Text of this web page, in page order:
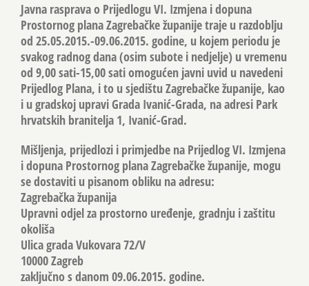
Javna rasprava o Prijedlogu VI. Izmjena i dopuna
Prostornog plana Zagrebačke županije traje u razdoblju
od 25.05.2015.-09.06.2015. godine, u kojem periodu je
svakog radnog dana (osim subote i nedjelje) u vremenu
od 9,00 sati-15,00 sati omogućen javni uvid u navedeni
Prijedlog Plana, i to u sjedištu Zagrebačke županije, kao
i u gradskoj upravi Grada Ivanić-Grada, na adresi Park
hrvatskih branitelja 1, Ivanić-Grad.
Mišljenja, prijedlozi i primjedbe na Prijedlog VI. Izmjena
i dopuna Prostornog plana Zagrebačke županije, mogu
se dostaviti u pisanom obliku na adresu:
Zagrebačka županija
Upravni odjel za prostorno uređenje, gradnju i zaštitu
okoliša
Ulica grada Vukovara 72/V
10000 Zagreb
zaključno s danom 09.06.2015. godine.